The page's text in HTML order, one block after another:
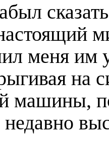
меня им
на
машины,